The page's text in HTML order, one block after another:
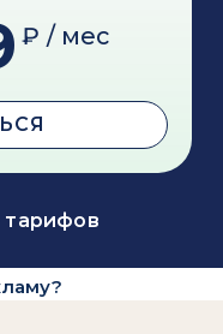
₽ / мес
тарифов